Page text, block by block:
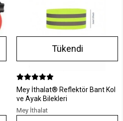
Tükendi
Mey İthalat® Reflektör Bant Kol
ve Ayak Bilekleri
Mey İthalat